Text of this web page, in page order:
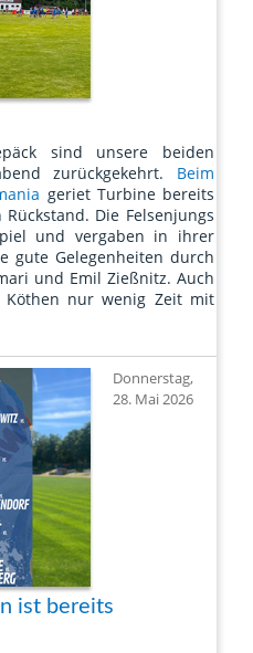
sind unsere beiden
zurückgekehrt. Beim
geriet Turbine bereits
Die Felsenjungs
und vergaben in ihrer
gute Gelegenheiten durch
und Emil Zießnitz. Auch
nur wenig Zeit mit
Donnerstag,
28. Mai 2026
ist bereits